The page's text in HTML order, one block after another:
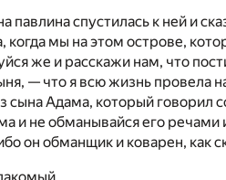
павлина спустилась к ней и
когда мы на этом острове,
же и расскажи нам, что
— что я всю жизнь
сына Адама, который говорил
и не обманывайся его
он обманщик и коварен, как